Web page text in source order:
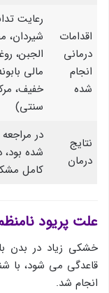
اقدامات
درمانی
انجام
شده
رعایت
شیردان،
الجبن،
مالی
خفیف،
سنتی)
نتایج
درمان
در
شده بود،
كامل
علت پریود
خشكی زیاد در
قاعدگی می شود، با
انجام شد.